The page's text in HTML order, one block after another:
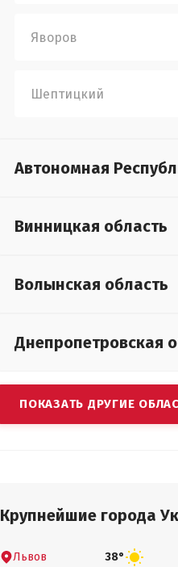
Яворов
Шептицкий
Автономная
Винницкая область
Волынская область
Днепропетровская
ПОКАЗАТЬ ДРУГИЕ
Крупнейшие города
Львов 38°